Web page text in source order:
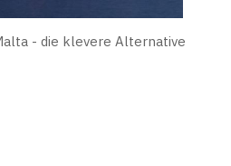
- die klevere Alternative